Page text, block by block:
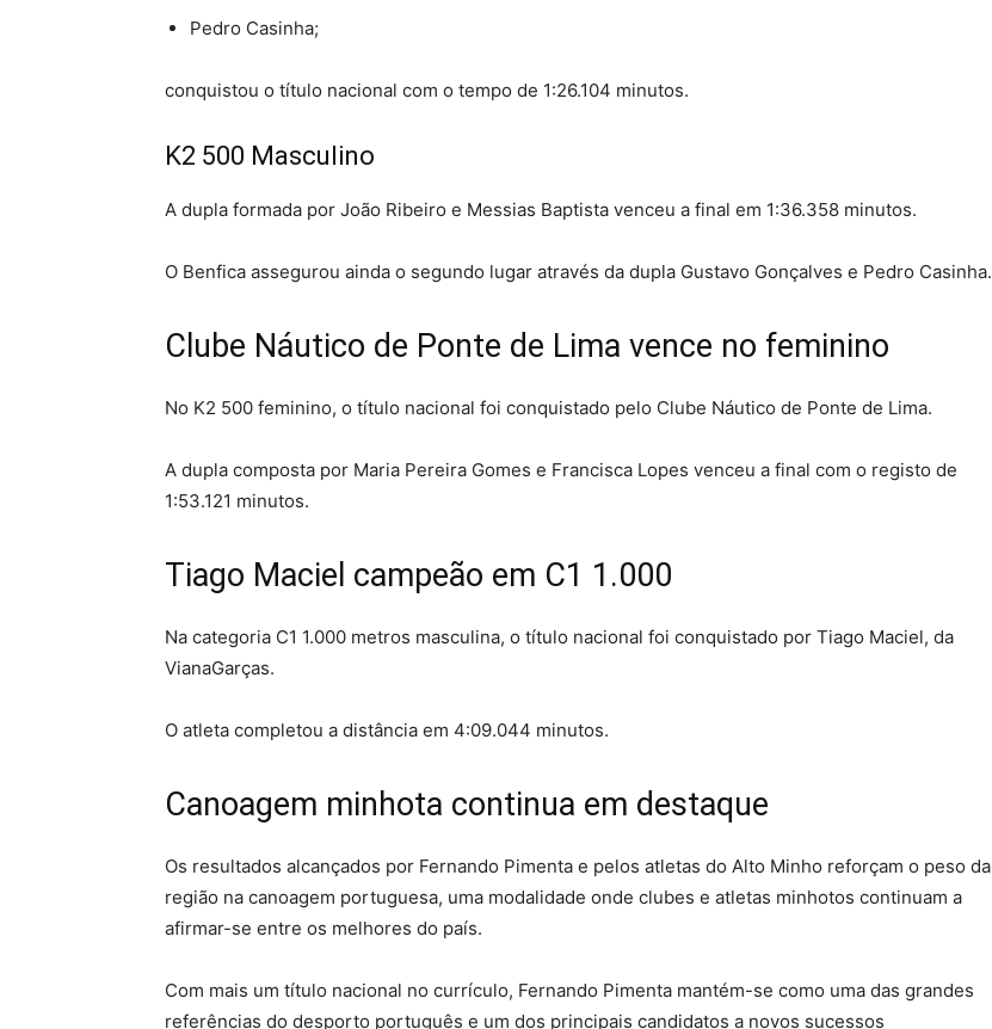
Pedro Casinha;
conquistou o título nacional com o tempo de 1:26.104 minutos.
K2 500 Masculino
A dupla formada por João Ribeiro e Messias Baptista venceu a final em 1:36.358 minutos.
O Benfica assegurou ainda o segundo lugar através da dupla Gustavo Gonçalves e Pedro Casinha.
Clube Náutico de Ponte de Lima vence no feminino
No K2 500 feminino, o título nacional foi conquistado pelo Clube Náutico de Ponte de Lima.
A dupla composta por Maria Pereira Gomes e Francisca Lopes venceu a final com o registo de
1:53.121 minutos.
Tiago Maciel campeão em C1 1.000
Na categoria C1 1.000 metros masculina, o título nacional foi conquistado por Tiago Maciel, da
VianaGarças.
O atleta completou a distância em 4:09.044 minutos.
Canoagem minhota continua em destaque
Os resultados alcançados por Fernando Pimenta e pelos atletas do Alto Minho reforçam o peso da
região na canoagem portuguesa, uma modalidade onde clubes e atletas minhotos continuam a
afirmar-se entre os melhores do país.
Com mais um título nacional no currículo, Fernando Pimenta mantém-se como uma das grandes
referências do desporto português e um dos principais candidatos a novos sucessos